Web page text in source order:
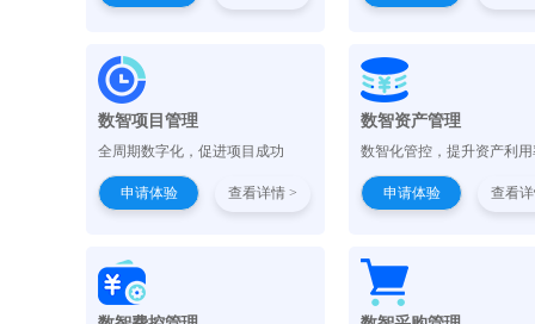
数智项目管理
全周期数字化，促进项目成功
申请体验 查看详情 >
数智资产管理
数智化管控，提升资产利
申请体验 查看